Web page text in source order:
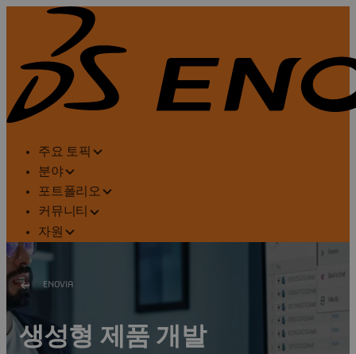
주요 토픽
분야
포트폴리오
커뮤니티
자원
ENOVIA
생성형 제품 개발